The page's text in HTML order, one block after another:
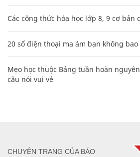
Các công thức hóa học lớp 8, 9 cơ bản
20 số điện thoại ma ám bạn không
Mẹo học thuộc Bảng tuần hoàn
câu nói vui vẻ
CHUYÊN TRANG CỦA BÁO